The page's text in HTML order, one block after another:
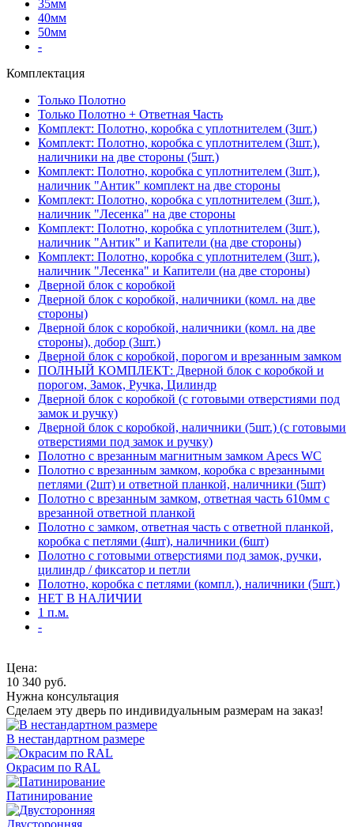
35мм
40мм
50мм
-
Комплектация
Только Полотно
Только Полотно + Ответная Часть
Комплект: Полотно, коробка с уплотнителем (3шт.)
Комплект: Полотно, коробка с уплотнителем (3шт.),
наличники на две стороны (5шт.)
Комплект: Полотно, коробка с уплотнителем (3шт.),
наличник "Антик" комплект на две стороны
Комплект: Полотно, коробка с уплотнителем (3шт.),
наличник "Лесенка" на две стороны
Комплект: Полотно, коробка с уплотнителем (3шт.),
наличник "Антик" и Капители (на две стороны)
Комплект: Полотно, коробка с уплотнителем (3шт.),
наличник "Лесенка" и Капители (на две стороны)
Дверной блок с коробкой
Дверной блок с коробкой, наличники (комл. на две
стороны)
Дверной блок с коробкой, наличники (комл. на две
стороны), добор (3шт.)
Дверной блок с коробкой, порогом и врезанным замком
ПОЛНЫЙ КОМПЛЕКТ: Дверной блок с коробкой и
порогом, Замок, Ручка, Цилиндр
Дверной блок с коробкой (с готовыми отверстиями под
замок и ручку)
Дверной блок с коробкой, наличники (5шт.) (с готовыми
отверстиями под замок и ручку)
Полотно с врезанным магнитным замком Apecs WC
Полотно с врезанным замком, коробка с врезанными
петлями (2шт) и ответной планкой, наличники (5шт)
Полотно с врезанным замком, ответная часть 610мм с
врезанной ответной планкой
Полотно с замком, ответная часть с ответной планкой,
коробка с петлями (4шт), наличники (6шт)
Полотно с готовыми отверстиями под замок, ручки,
цилиндр / фиксатор и петли
Полотно, коробка с петлями (компл.), наличники (5шт.)
НЕТ В НАЛИЧИИ
1 п.м.
-
Цена:
10 340 руб.
Нужна консультация
Сделаем эту дверь по индивидуальным размерам на заказ!
В нестандартном размере
Окрасим по RAL
Патинирование
Двусторонняя